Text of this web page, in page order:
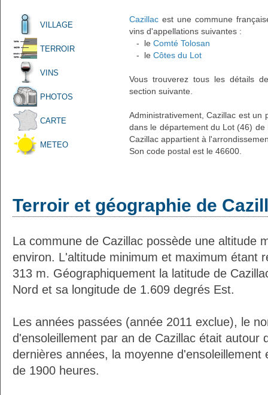
VILLAGE
TERROIR
VINS
PHOTOS
CARTE
METEO
Cazillac est une commune
vins d'appellations suivantes :
- le Comté Tolosan
- le Côtes du Lot
Vous trouverez tous les détails
section suivante.
Administrativement, Cazillac est un
dans le département du Lot (46)
Cazillac appartient à
Son code postal est le 46600.
Terroir et géographie de
La commune de Cazillac possède une altitude
environ. L'altitude minimum et maximum étant
313 m. Géographiquement la latitude de
Nord et sa longitude de 1.609 degrés Est.
Les années passées (année 2011 exclue), le
d'ensoleillement par an de Cazillac était autour
dernières années, la moyenne d'ensoleillement
de 1900 heures.